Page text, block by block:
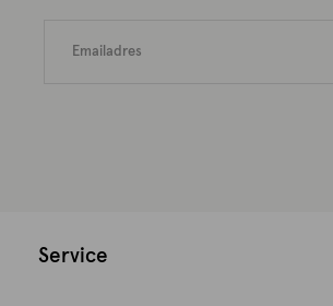
Service